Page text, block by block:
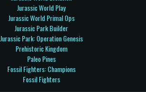
Jurassic World Play
Jurassic World Primal Ops
Jurassic Park Builder
Jurassic Park: Operation Genesis
Prehistoric Kingdom
Paleo Pines
Fossil Fighters: Champions
Fossil Fighters